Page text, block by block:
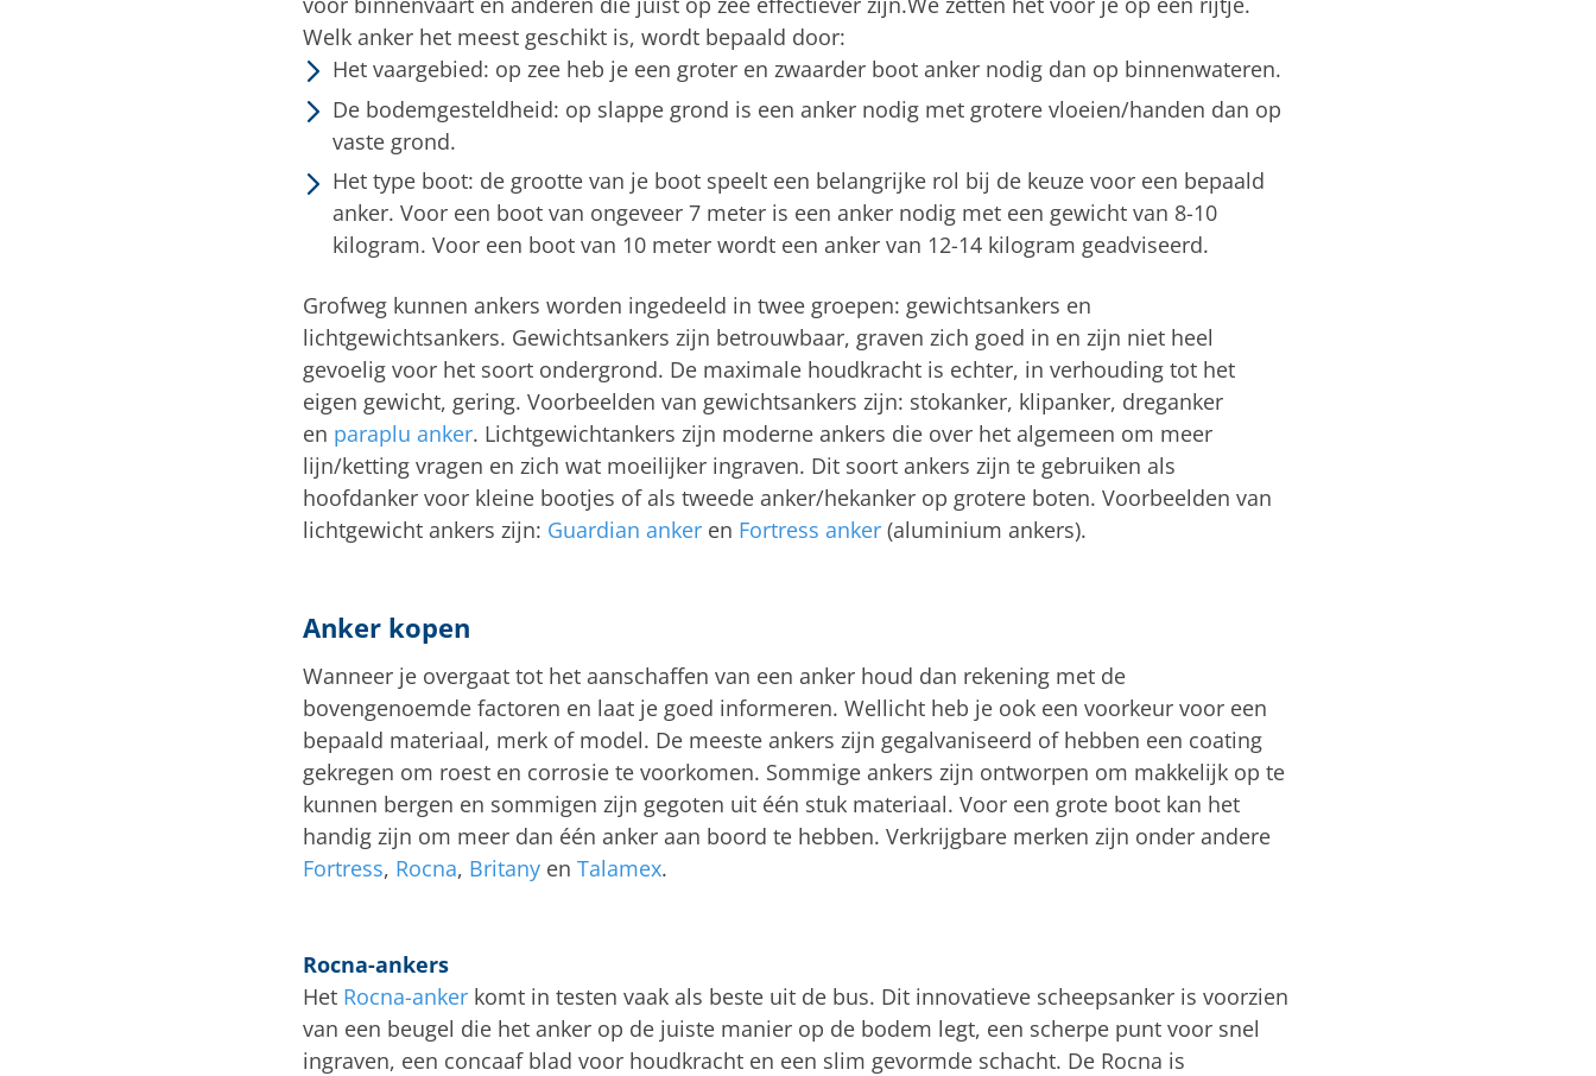
Welk anker het meest geschikt is, wordt bepaald door:
Het vaargebied: op zee heb je een groter en zwaarder boot anker nodig dan op binnenwateren.
De bodemgesteldheid: op slappe grond is een anker nodig met grotere vloeien/handen dan op
vaste grond.
Het type boot: de grootte van je boot speelt een belangrijke rol bij de keuze voor een bepaald
anker. Voor een boot van ongeveer 7 meter is een anker nodig met een gewicht van 8-10
kilogram. Voor een boot van 10 meter wordt een anker van 12-14 kilogram geadviseerd.
Grofweg kunnen ankers worden ingedeeld in twee groepen: gewichtsankers en
lichtgewichtsankers. Gewichtsankers zijn betrouwbaar, graven zich goed in en zijn niet heel
gevoelig voor het soort ondergrond. De maximale houdkracht is echter, in verhouding tot het
eigen gewicht, gering. Voorbeelden van gewichtsankers zijn: stokanker, klipanker, dreganker
en paraplu anker. Lichtgewichtankers zijn moderne ankers die over het algemeen om meer
lijn/ketting vragen en zich wat moeilijker ingraven. Dit soort ankers zijn te gebruiken als
hoofdanker voor kleine bootjes of als tweede anker/hekanker op grotere boten. Voorbeelden van
lichtgewicht ankers zijn: Guardian anker en Fortress anker (aluminium ankers).
Anker kopen
Wanneer je overgaat tot het aanschaffen van een anker houd dan rekening met de
bovengenoemde factoren en laat je goed informeren. Wellicht heb je ook een voorkeur voor een
bepaald materiaal, merk of model. De meeste ankers zijn gegalvaniseerd of hebben een coating
gekregen om roest en corrosie te voorkomen. Sommige ankers zijn ontworpen om makkelijk op te
kunnen bergen en sommigen zijn gegoten uit één stuk materiaal. Voor een grote boot kan het
handig zijn om meer dan één anker aan boord te hebben. Verkrijgbare merken zijn onder andere
Fortress, Rocna, Britany en Talamex.
Rocna-ankers
Het Rocna-anker komt in testen vaak als beste uit de bus. Dit innovatieve scheepsanker is voorzien
van een beugel die het anker op de juiste manier op de bodem legt, een scherpe punt voor snel
ingraven, een concaaf blad voor houdkracht en een slim gevormde schacht. De Rocna is